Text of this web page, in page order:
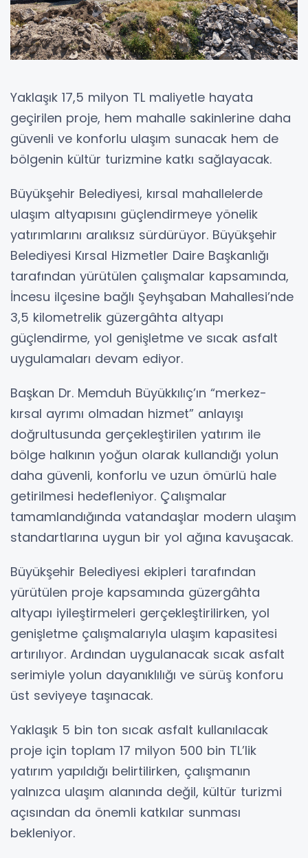
Yaklaşık 17,5 milyon TL maliyetle hayata
geçirilen proje, hem mahalle sakinlerine daha
güvenli ve konforlu ulaşım sunacak hem de
bölgenin kültür turizmine katkı sağlayacak.
Büyükşehir Belediyesi, kırsal mahallelerde
ulaşım altyapısını güçlendirmeye yönelik
yatırımlarını aralıksız sürdürüyor. Büyükşehir
Belediyesi Kırsal Hizmetler Daire Başkanlığı
tarafından yürütülen çalışmalar kapsamında,
İncesu ilçesine bağlı Şeyhşaban Mahallesi’nde
3,5 kilometrelik güzergâhta altyapı
güçlendirme, yol genişletme ve sıcak asfalt
uygulamaları devam ediyor.
Başkan Dr. Memduh Büyükkılıç’ın “merkez-
kırsal ayrımı olmadan hizmet” anlayışı
doğrultusunda gerçekleştirilen yatırım ile
bölge halkının yoğun olarak kullandığı yolun
daha güvenli, konforlu ve uzun ömürlü hale
getirilmesi hedefleniyor. Çalışmalar
tamamlandığında vatandaşlar modern ulaşım
standartlarına uygun bir yol ağına kavuşacak.
Büyükşehir Belediyesi ekipleri tarafından
yürütülen proje kapsamında güzergâhta
altyapı iyileştirmeleri gerçekleştirilirken, yol
genişletme çalışmalarıyla ulaşım kapasitesi
artırılıyor. Ardından uygulanacak sıcak asfalt
serimiyle yolun dayanıklılığı ve sürüş konforu
üst seviyeye taşınacak.
Yaklaşık 5 bin ton sıcak asfalt kullanılacak
proje için toplam 17 milyon 500 bin TL’lik
yatırım yapıldığı belirtilirken, çalışmanın
yalnızca ulaşım alanında değil, kültür turizmi
açısından da önemli katkılar sunması
bekleniyor.